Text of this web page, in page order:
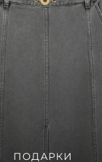
ПОДАРКИ